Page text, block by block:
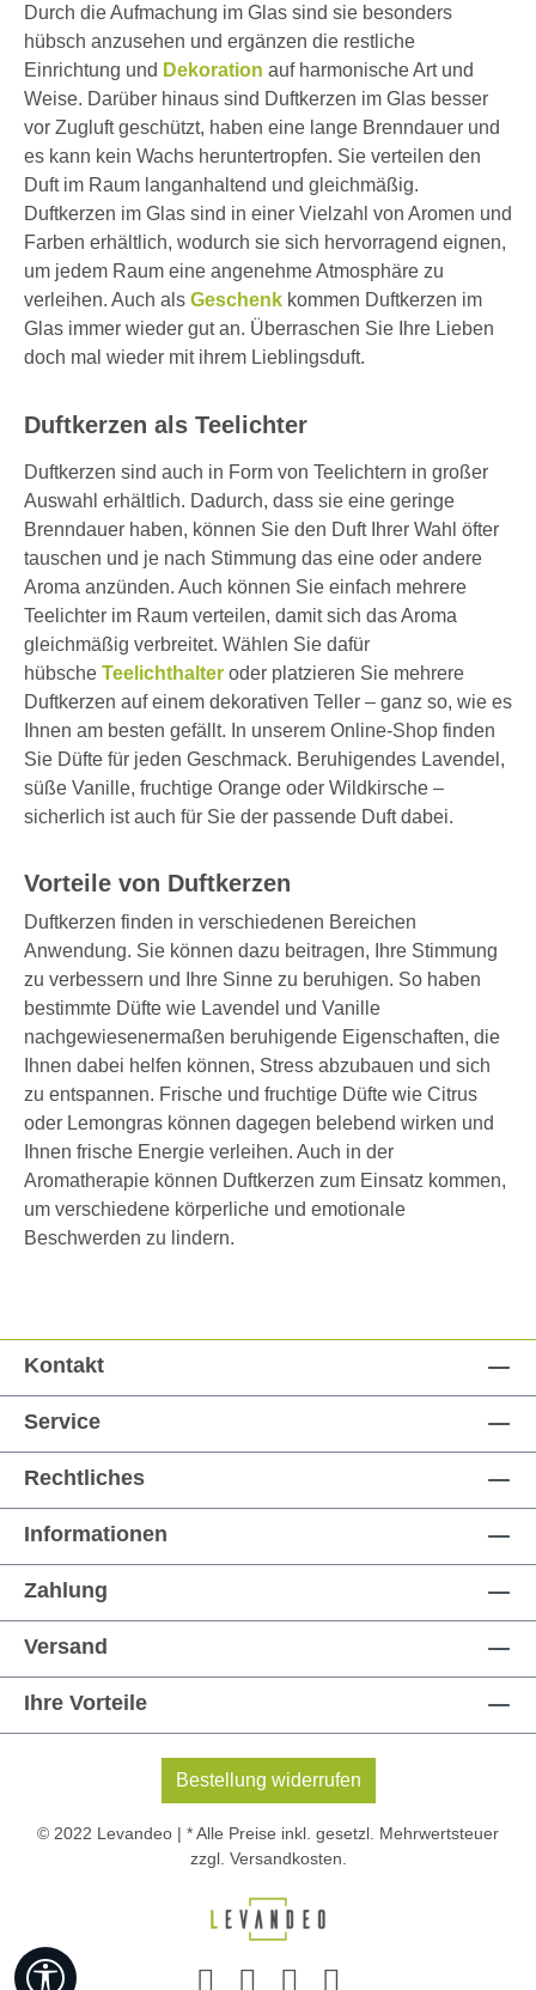
Durch die Aufmachung im Glas sind sie besonders
hübsch anzusehen und ergänzen die restliche
Einrichtung und Dekoration auf harmonische Art und
Weise. Darüber hinaus sind Duftkerzen im Glas besser
vor Zugluft geschützt, haben eine lange Brenndauer und
es kann kein Wachs heruntertropfen. Sie verteilen den
Duft im Raum langanhaltend und gleichmäßig.
Duftkerzen im Glas sind in einer Vielzahl von Aromen und
Farben erhältlich, wodurch sie sich hervorragend eignen,
um jedem Raum eine angenehme Atmosphäre zu
verleihen. Auch als Geschenk kommen Duftkerzen im
Glas immer wieder gut an. Überraschen Sie Ihre Lieben
doch mal wieder mit ihrem Lieblingsduft.
Duftkerzen als Teelichter
Duftkerzen sind auch in Form von Teelichtern in großer
Auswahl erhältlich. Dadurch, dass sie eine geringe
Brenndauer haben, können Sie den Duft Ihrer Wahl öfter
tauschen und je nach Stimmung das eine oder andere
Aroma anzünden. Auch können Sie einfach mehrere
Teelichter im Raum verteilen, damit sich das Aroma
gleichmäßig verbreitet. Wählen Sie dafür
hübsche Teelichthalter oder platzieren Sie mehrere
Duftkerzen auf einem dekorativen Teller – ganz so, wie es
Ihnen am besten gefällt. In unserem Online-Shop finden
Sie Düfte für jeden Geschmack. Beruhigendes Lavendel,
süße Vanille, fruchtige Orange oder Wildkirsche –
sicherlich ist auch für Sie der passende Duft dabei.
Vorteile von Duftkerzen
Duftkerzen finden in verschiedenen Bereichen
Anwendung. Sie können dazu beitragen, Ihre Stimmung
zu verbessern und Ihre Sinne zu beruhigen. So haben
bestimmte Düfte wie Lavendel und Vanille
nachgewiesenermaßen beruhigende Eigenschaften, die
Ihnen dabei helfen können, Stress abzubauen und sich
zu entspannen. Frische und fruchtige Düfte wie Citrus
oder Lemongras können dagegen belebend wirken und
Ihnen frische Energie verleihen. Auch in der
Aromatherapie können Duftkerzen zum Einsatz kommen,
um verschiedene körperliche und emotionale
Beschwerden zu lindern.
Kontakt
Service
Rechtliches
Informationen
Zahlung
Versand
Ihre Vorteile
Bestellung widerrufen
© 2022 Levandeo | * Alle Preise inkl. gesetzl. Mehrwertsteuer
zzgl. Versandkosten
Werkzeugleiste anzeigen